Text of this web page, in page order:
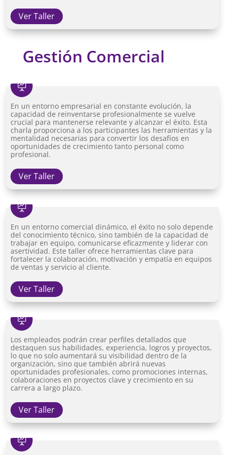
Ver Taller
Gestión Comercial

En un entorno empresarial en constante evolución, la
capacidad de reinventarse profesionalmente se vuelve
crucial para mantenerse relevante y alcanzar el éxito. Esta
charla proporciona a los participantes las herramientas y la
mentalidad necesarias para convertir los desafíos en
oportunidades de crecimiento tanto personal como
profesional.
Ver Taller

En un entorno comercial dinámico, el éxito no solo depende
del conocimiento técnico, sino también de la capacidad de
trabajar en equipo, comunicarse eficazmente y liderar con
asertividad. Este taller ofrece herramientas clave para
fortalecer la colaboración, motivación y empatía en equipos
de ventas y servicio al cliente.
Ver Taller

Los empleados podrán crear perfiles detallados que
destaquen sus habilidades, experiencia, logros y proyectos,
lo que no solo aumentará su visibilidad dentro de la
organización, sino que también abrirá nuevas
oportunidades profesionales, como promociones internas,
colaboraciones en proyectos clave y crecimiento en su
carrera a largo plazo.
Ver Taller
